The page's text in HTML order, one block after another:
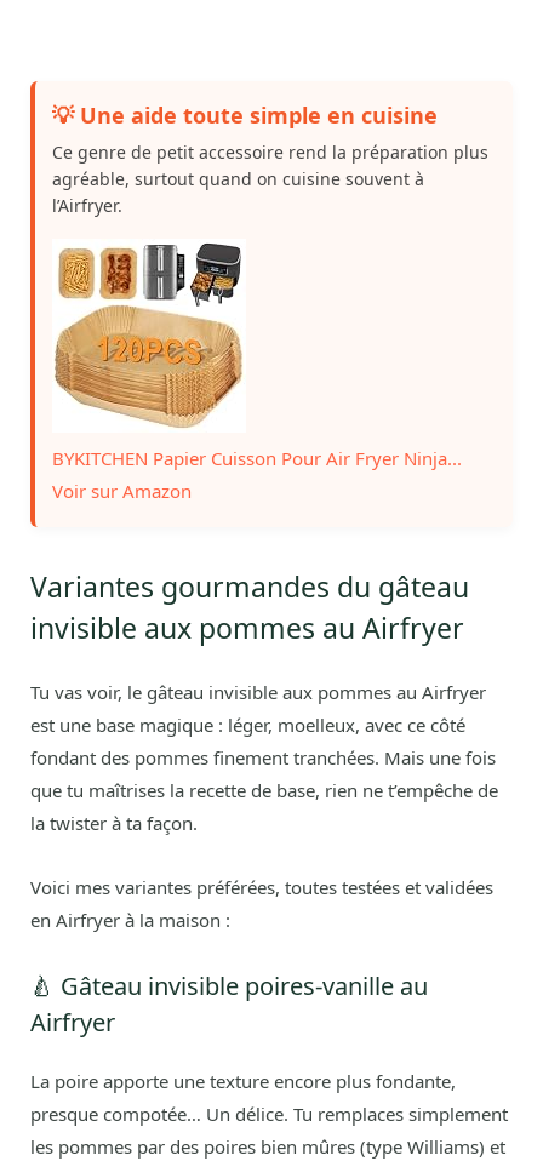
💡 Une aide toute simple en cuisine
Ce genre de petit accessoire rend la préparation plus
agréable, surtout quand on cuisine souvent à
l’Airfryer.
BYKITCHEN Papier Cuisson Pour Air Fryer Ninja...
Voir sur Amazon
Variantes gourmandes du gâteau
invisible aux pommes au Airfryer
Tu vas voir, le gâteau invisible aux pommes au Airfryer
est une base magique : léger, moelleux, avec ce côté
fondant des pommes finement tranchées. Mais une fois
que tu maîtrises la recette de base, rien ne t’empêche de
la twister à ta façon.
Voici mes variantes préférées, toutes testées et validées
en Airfryer à la maison :
🍐 Gâteau invisible poires-vanille au
Airfryer
La poire apporte une texture encore plus fondante,
presque compotée… Un délice. Tu remplaces simplement
les pommes par des poires bien mûres (type Williams) et